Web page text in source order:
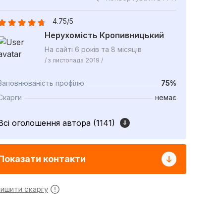
4.75/5
Нерухомість Кропивницький
На сайті 6 років та 8 місяців
/ з листопада 2019 /
профілю
75%
немає
оголошення автора (1141)
контакти
скаргу